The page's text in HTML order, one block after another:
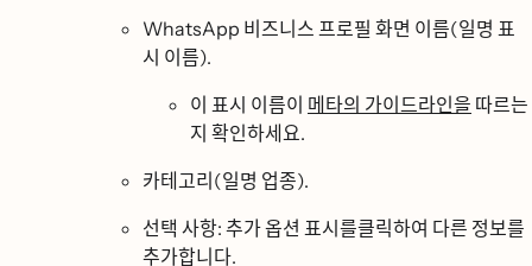
WhatsApp 비즈니스 프로필 화면 이름(일명 표
시 이름).
이 표시 이름이 메타의 가이드라인을 따르는
지 확인하세요.
카테고리(일명 업종).
선택 사항: 추가 옵션 표시를클릭하여 다른 정보를
추가합니다.